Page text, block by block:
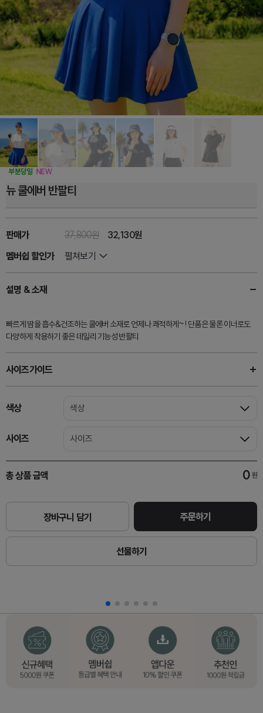
뉴 쿨에버 반팔티
판매가 37,800원 32,130원
멤버쉽 할인가
펼쳐보기
설명 & 소재
빠르게 땀을 흡수&건조하는 쿨에버 소재로 언제나 쾌적하게~! 단품은 물론 이너로도
다양하게 착용하기 좋은 데일리 기능성 반팔티
사이즈가이드
색상 색상
사이즈 사이즈
총 상품 금액 0 원
장바구니 담기 주문하기
선물하기